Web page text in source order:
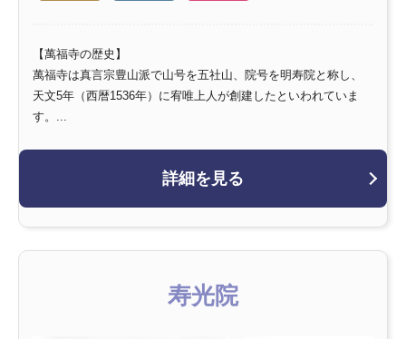
詳細を見る
【萬福寺の歴史】
萬福寺は真言宗豊山派で山号を五社山、院号を明寿院と称し、
天文5年（西暦1536年）に宥唯上人が創建したといわれていま
す。...
寿光院